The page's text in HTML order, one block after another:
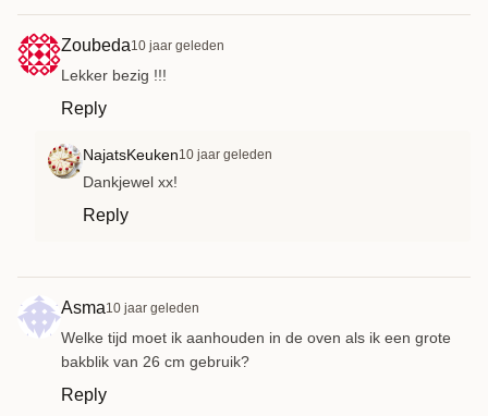
Zoubeda10 jaar geleden
Lekker bezig !!!
Reply
NajatsKeuken10 jaar geleden
Dankjewel xx!
Reply
Asma10 jaar geleden
Welke tijd moet ik aanhouden in de oven als ik een grote
bakblik van 26 cm gebruik?
Reply